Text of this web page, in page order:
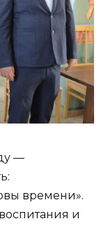
—
времени».
и